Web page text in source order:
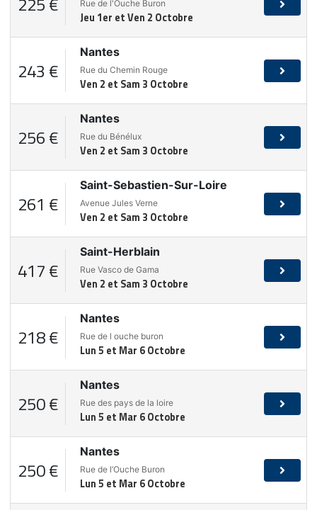
Rue de l'Ouche Buron
Jeu 1er et Ven 2 Octobre
243 €
Nantes
Rue du Chemin Rouge
Ven 2 et Sam 3 Octobre
256 €
Nantes
Rue du Bénélux
Ven 2 et Sam 3 Octobre
261 €
Saint-Sebastien-Sur-Loire
Avenue Jules Verne
Ven 2 et Sam 3 Octobre
417 €
Saint-Herblain
Rue Vasco de Gama
Ven 2 et Sam 3 Octobre
218 €
Nantes
Rue de l ouche buron
Lun 5 et Mar 6 Octobre
250 €
Nantes
Rue des pays de la loire
Lun 5 et Mar 6 Octobre
250 €
Nantes
Rue de l’Ouche Buron
Lun 5 et Mar 6 Octobre